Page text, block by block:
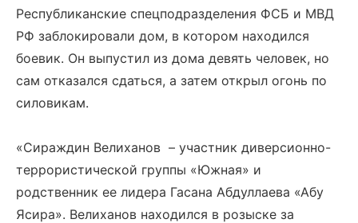
Республиканские спецподразделения ФСБ и МВД
РФ заблокировали дом, в котором находился
боевик. Он выпустил из дома девять человек, но
сам отказался сдаться, а затем открыл огонь по
силовикам.
«Сираждин Велиханов – участник диверсионно-
террористической группы «Южная» и
родственник ее лидера Гасана Абдуллаева «Абу
Ясира». Велиханов находился в розыске за